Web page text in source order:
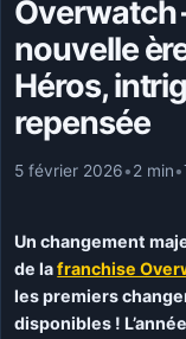
Overwatch
nouvelle
Héros,
repensée
5 février 2026•2 min•
Un changement
de lafranchise
les premiers
disponibles !